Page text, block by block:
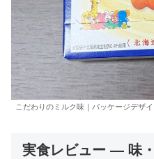
こだわりのミルク味｜パッケージデザイ
実食レビュー — 味